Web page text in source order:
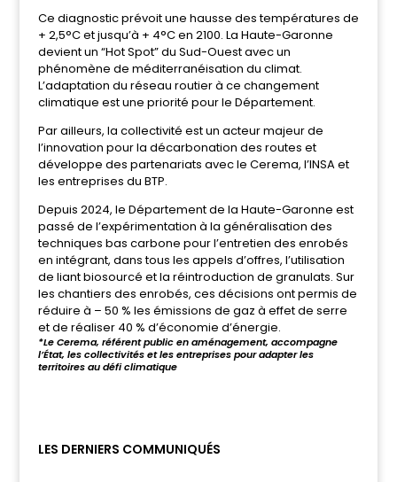
Ce diagnostic prévoit une hausse des températures de
+ 2,5°C et jusqu’à + 4°C en 2100. La Haute-Garonne
devient un “Hot Spot” du Sud-Ouest avec un
phénomène de méditerranéisation du climat.
L’adaptation du réseau routier à ce changement
climatique est une priorité pour le Département.
Par ailleurs, la collectivité est un acteur majeur de
l’innovation pour la décarbonation des routes et
développe des partenariats avec le Cerema, l’INSA et
les entreprises du BTP.
Depuis 2024, le Département de la Haute-Garonne est
passé de l’expérimentation à la généralisation des
techniques bas carbone pour l’entretien des enrobés
en intégrant, dans tous les appels d’offres, l’utilisation
de liant biosourcé et la réintroduction de granulats. Sur
les chantiers des enrobés, ces décisions ont permis de
réduire à – 50 % les émissions de gaz à effet de serre
et de réaliser 40 % d’économie d’énergie.
*Le Cerema, référent public en aménagement, accompagne
l’État, les collectivités et les entreprises pour adapter les
territoires au défi climatique
LES DERNIERS COMMUNIQUÉS